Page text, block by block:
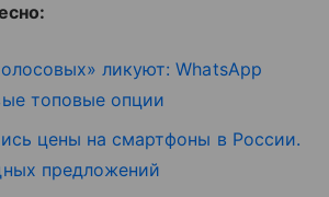
ликуют: WhatsApp
топовые опции
цены на смартфоны в России.
предложений